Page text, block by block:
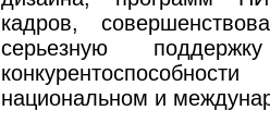
кадров,
серьезную
национальном и